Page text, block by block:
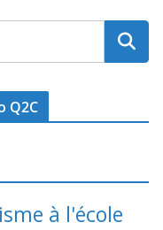
Q2C
à l'école